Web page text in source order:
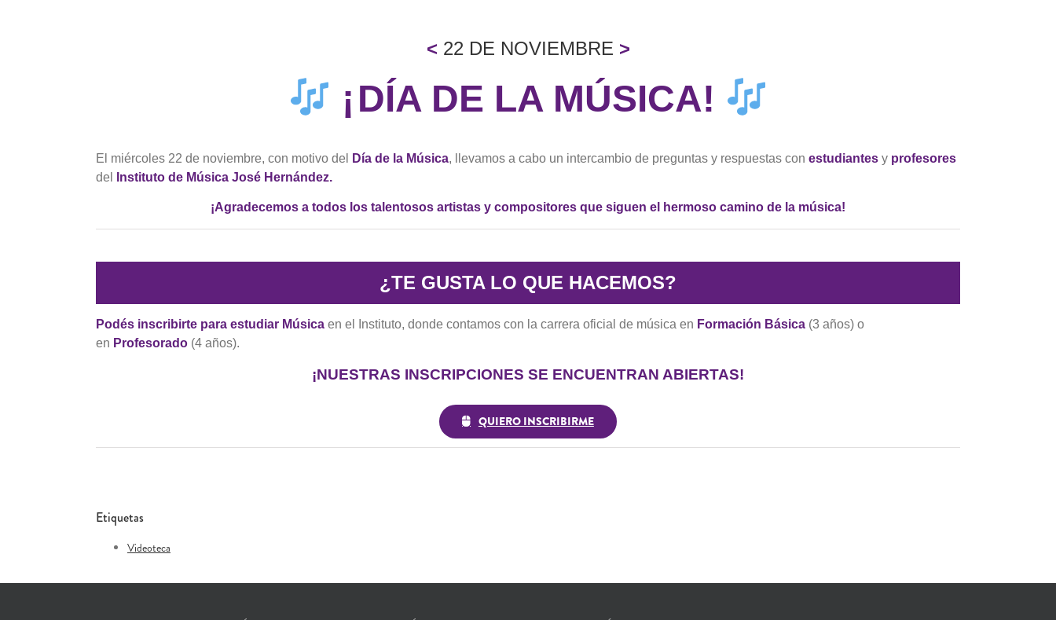
< 22 DE NOVIEMBRE >
​ ¡ DÍA DE LA MÚSICA!
El miércoles 22 de noviembre, con motivo del Día de la Música, llevamos a cabo un intercambio de preguntas y respuestas con estudiantes y profesores
del
Instituto de Música José Hernández.
¡Agradecemos a todos los talentosos artistas y compositores que siguen el hermoso camino de la música!
¿TE GUSTA LO QUE HACEMOS?
Podés inscribirte para estudiar Música en el Instituto, donde contamos con la carrera oficial de música en Formación Básica (3 años) o
en Profesorado (4 años).
¡NUESTRAS INSCRIPCIONES SE ENCUENTRAN ABIERTAS!
QUIERO INSCRIBIRME
Etiquetas
Videoteca